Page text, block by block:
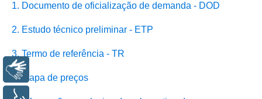
1. Documento de oficialização de demanda - DOD
2. Estudo técnico preliminar - ETP
3. Termo de referência - TR
4. Mapa de preços